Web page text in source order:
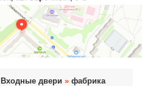
Входные двери » фабрика